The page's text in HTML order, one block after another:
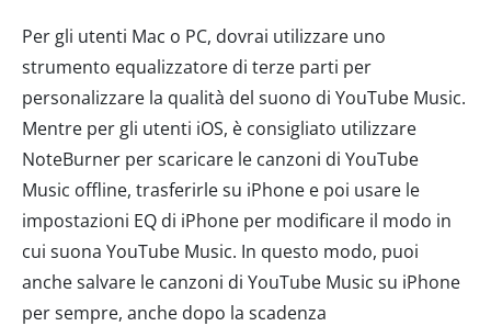
Per gli utenti Mac o PC, dovrai utilizzare uno
strumento equalizzatore di terze parti per
personalizzare la qualità del suono di YouTube Music.
Mentre per gli utenti iOS, è consigliato utilizzare
NoteBurner per scaricare le canzoni di YouTube
Music offline, trasferirle su iPhone e poi usare le
impostazioni EQ di iPhone per modificare il modo in
cui suona YouTube Music. In questo modo, puoi
anche salvare le canzoni di YouTube Music su iPhone
per sempre, anche dopo la scadenza